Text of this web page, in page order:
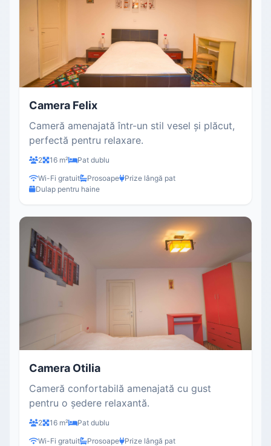
Camera Felix
Cameră amenajată într-un stil vesel și plăcut,
perfectă pentru relaxare.
2 16 m²
Pat dublu
Wi-Fi gratuit
Prosoape
Prize lângă pat
Dulap pentru haine
Camera Otilia
Cameră confortabilă amenajată cu gust
pentru o ședere relaxantă.
2 16 m²
Pat dublu
Wi-Fi gratuit
Prosoape
Prize lângă pat